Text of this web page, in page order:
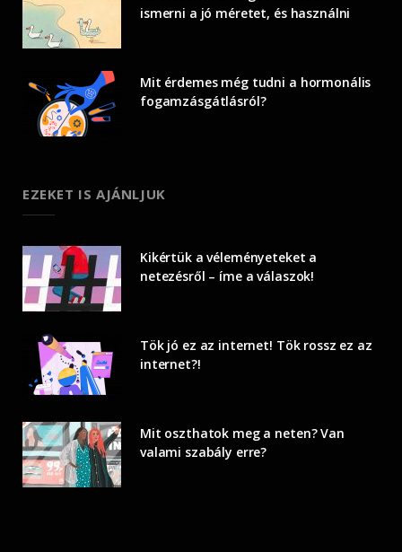
ismerni a jó méretet, és használni
Mit érdemes még tudni a hormonális
fogamzásgátlásról?
EZEKET IS AJÁNLJUK
Kikértük a véleményeteket a
netezésről – íme a válaszok!
Tök jó ez az internet! Tök rossz ez az
internet?!
Mit oszthatok meg a neten? Van
valami szabály erre?